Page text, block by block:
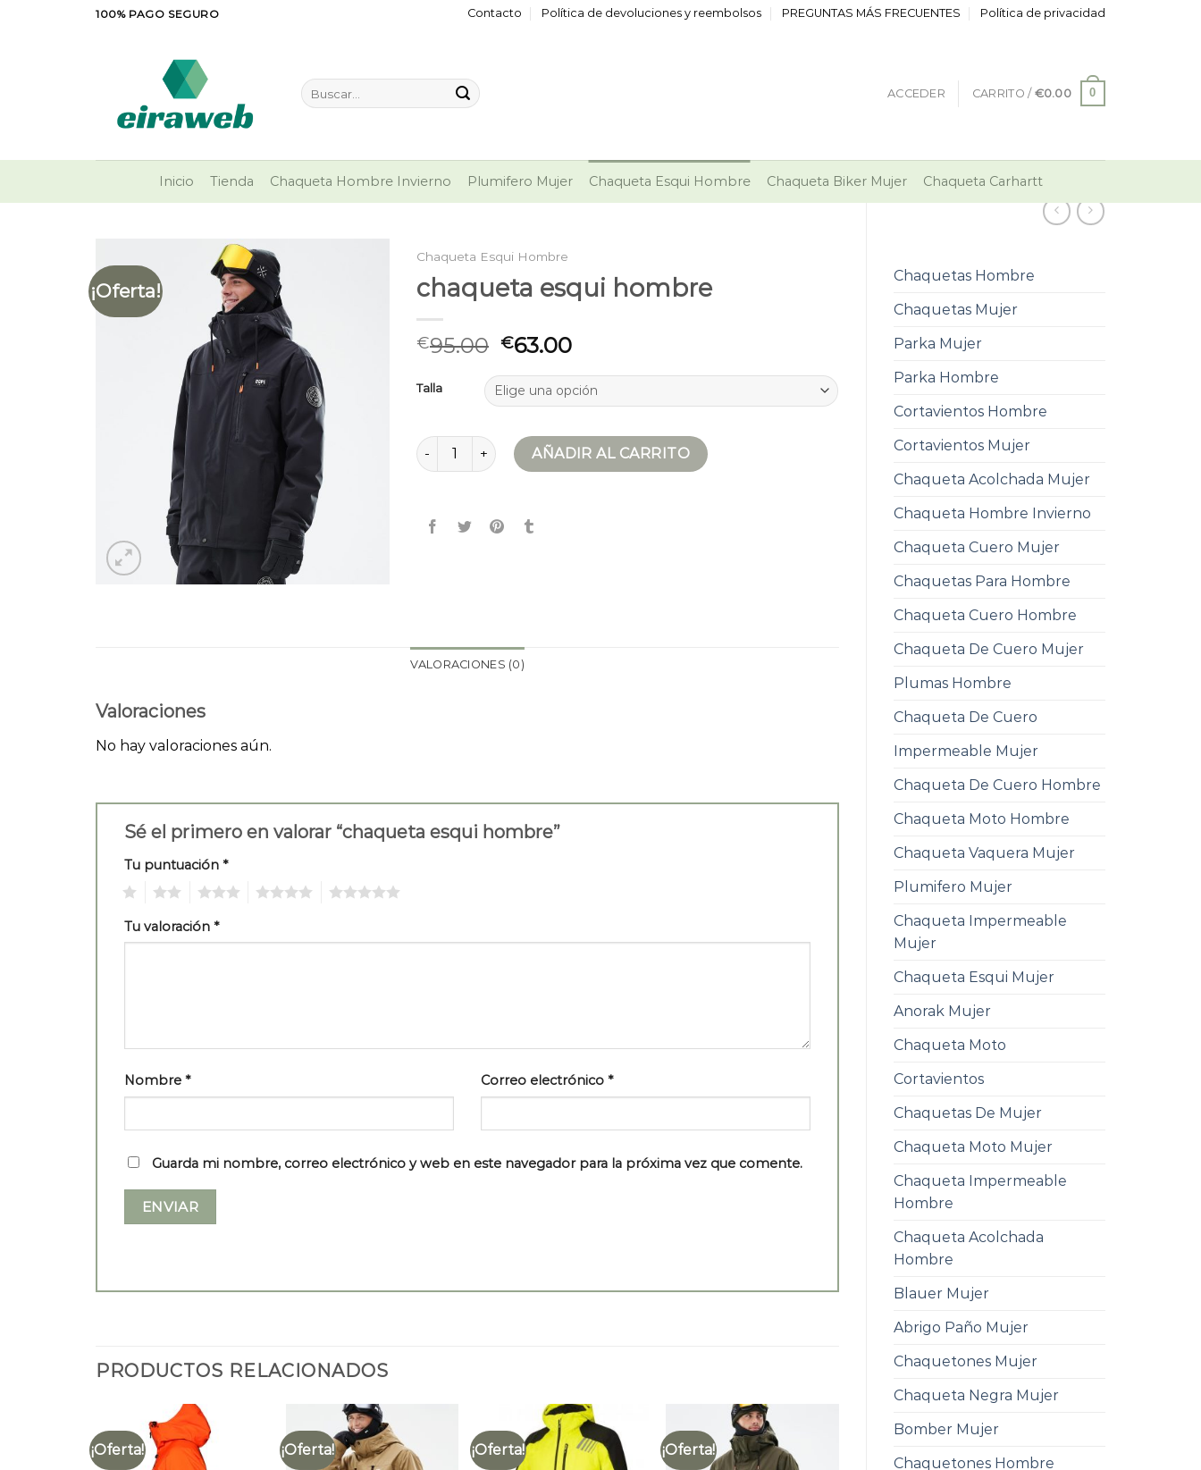
100% PAGO SEGURO Contacto Política de devoluciones y reembolsos PREGUNTAS MÁS FRECUENTES Política de privacidad
Buscar
por:
ACCEDER CARRITO / €0.00 0
Inicio Tienda Chaqueta Hombre Invierno Plumifero Mujer Chaqueta Esqui Hombre Chaqueta Biker Mujer Chaqueta Carhartt
Chaquetas Hombre
Chaquetas Mujer
Parka Mujer
Parka Hombre
Cortavientos Hombre
Cortavientos Mujer
Chaqueta Acolchada Mujer
Chaqueta Hombre Invierno
Chaqueta Cuero Mujer
Chaquetas Para Hombre
Chaqueta Cuero Hombre
Chaqueta De Cuero Mujer
Plumas Hombre
Chaqueta De Cuero
Impermeable Mujer
Chaqueta De Cuero Hombre
Chaqueta Moto Hombre
Chaqueta Vaquera Mujer
Plumifero Mujer
Chaqueta Impermeable
Mujer
Chaqueta Esqui Mujer
Anorak Mujer
Chaqueta Moto
Cortavientos
Chaquetas De Mujer
Chaqueta Moto Mujer
Chaqueta Impermeable
Hombre
Chaqueta Acolchada
Hombre
Blauer Mujer
Abrigo Paño Mujer
Chaquetones Mujer
Chaqueta Negra Mujer
Bomber Mujer
Chaquetones Hombre
¡Oferta!
Chaqueta Esqui Hombre
chaqueta esqui hombre
€95.00 €63.00
Talla
chaqueta esqui hombre cantidad
AÑADIR AL CARRITO
VALORACIONES (0)
Valoraciones
No hay valoraciones aún.
Sé el primero en valorar “chaqueta esqui hombre”
Tu puntuación *
Tu valoración *
Nombre * Correo electrónico *
Guarda mi nombre, correo electrónico y web en este navegador para la próxima vez que comente.
PRODUCTOS RELACIONADOS
¡Oferta! ¡Oferta! ¡Oferta! ¡Oferta!